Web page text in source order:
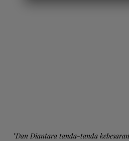
"Dan Diantara tanda-tanda